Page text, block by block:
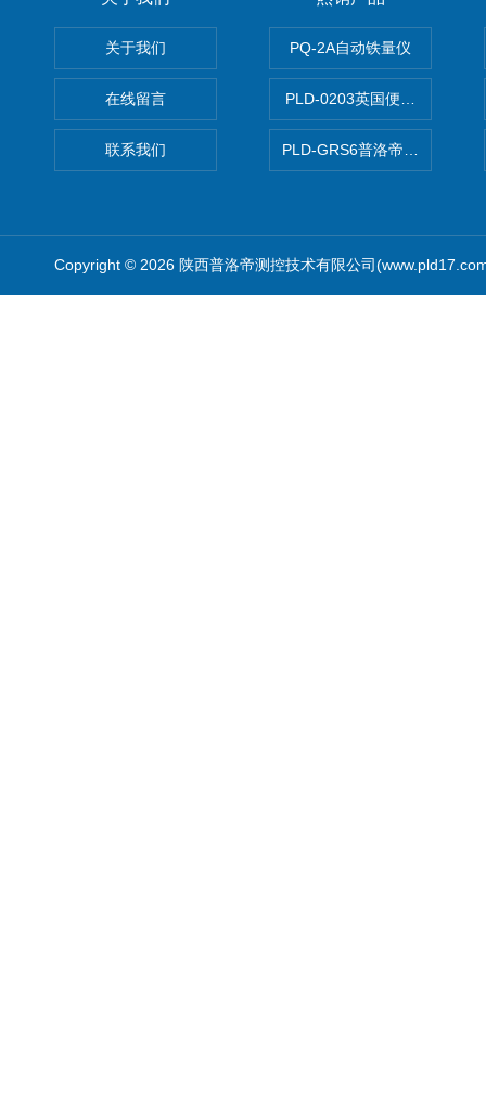
关于我们
在线留言
联系我们
PQ-2A自动铁量仪
PLD-0203英国便携式油品颗
PLD-GRS6普洛帝全自动微量
Copyright © 2026 陕西普洛帝测控技术有限公司